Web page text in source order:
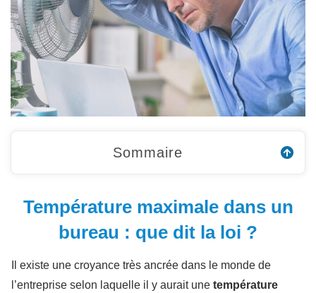
Sommaire
Température maximale dans un
bureau : que dit la loi ?
Il existe une croyance très ancrée dans le monde de
l’entreprise selon laquelle il y aurait une température